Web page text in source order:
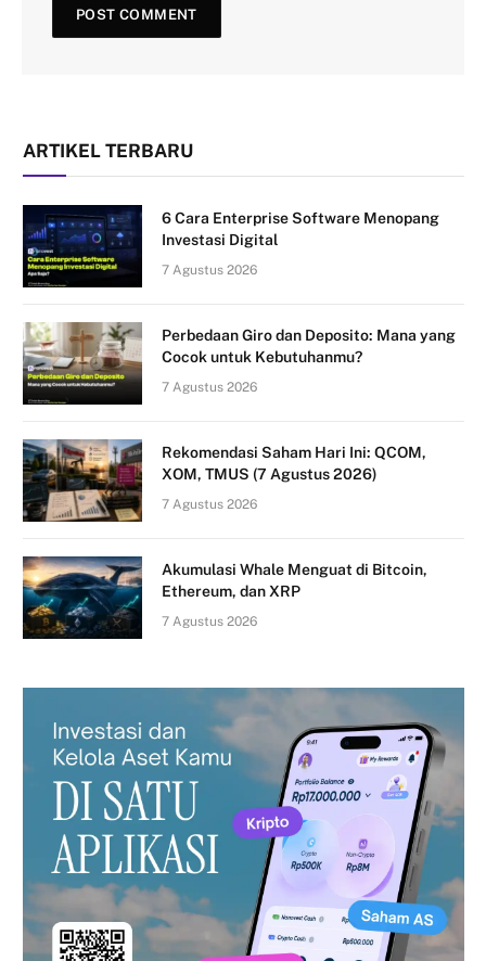
ARTIKEL TERBARU
6 Cara Enterprise Software Menopang
Investasi Digital
7 Agustus 2026
Perbedaan Giro dan Deposito: Mana yang
Cocok untuk Kebutuhanmu?
7 Agustus 2026
Rekomendasi Saham Hari Ini: QCOM,
XOM, TMUS (7 Agustus 2026)
7 Agustus 2026
Akumulasi Whale Menguat di Bitcoin,
Ethereum, dan XRP
7 Agustus 2026